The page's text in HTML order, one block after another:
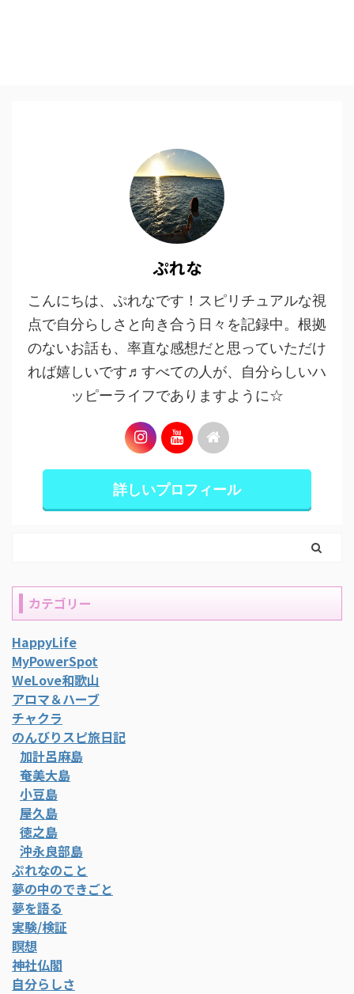
ぷれな
こんにちは、ぷれなです！スピリチュアルな視
点で自分らしさと向き合う日々を記録中。根拠
のないお話も、率直な感想だと思っていただけ
れば嬉しいです♬すべての人が、自分らしいハ
ッピーライフでありますように☆
詳しいプロフィール
カテゴリー
HappyLife
MyPowerSpot
WeLove和歌山
アロマ＆ハーブ
チャクラ
のんびりスピ旅日記
加計呂麻島
奄美大島
小豆島
屋久島
徳之島
沖永良部島
ぷれなのこと
夢の中のできごと
夢を語る
実験/検証
瞑想
神社仏閣
自分らしさ